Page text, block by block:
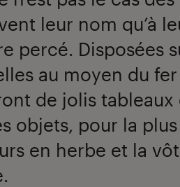
leur nom qu’à
percé. Disposées
au moyen du
de jolis
objets, pour la
en herbe et la